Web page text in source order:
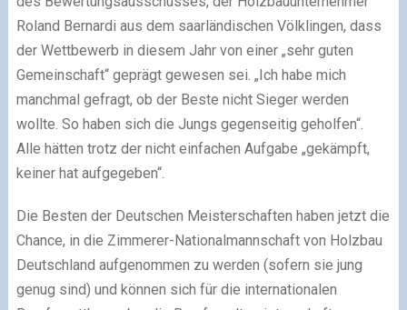
Roland Bernardi aus dem saarländischen Völklingen, dass
der Wettbewerb in diesem Jahr von einer „sehr guten
Gemeinschaft“ geprägt gewesen sei. „Ich habe mich
manchmal gefragt, ob der Beste nicht Sieger werden
wollte. So haben sich die Jungs gegenseitig geholfen“.
Alle hätten trotz der nicht einfachen Aufgabe „gekämpft,
keiner hat aufgegeben“.
Die Besten der Deutschen Meisterschaften haben jetzt die
Chance, in die Zimmerer-Nationalmannschaft von Holzbau
Deutschland aufgenommen zu werden (sofern sie jung
genug sind) und können sich für die internationalen